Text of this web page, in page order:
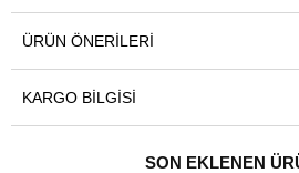
ÜRÜN ÖNERILERI
KARGO BILGISI
SON EKLENEN